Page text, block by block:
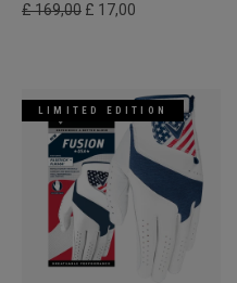
£ 169,00 £ 17,00
LIMITED EDITION